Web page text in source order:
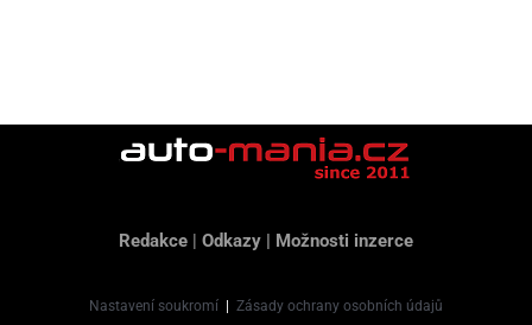
Redakce | Odkazy | Možnosti inzerce
Nastavení soukromí Zásady ochrany osobních údajů